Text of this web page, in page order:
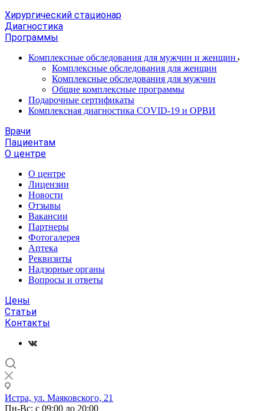
Хирургический стационар
Диагностика
Программы
Комплексные обследования для мужчин и женщин
Комплексные обследования для женщин
Комплексные обследования для мужчин
Общие комплексные программы
Подарочные сертификаты
Комплексная диагностика COVID-19 и ОРВИ
Врачи
Пациентам
О центре
О центре
Лицензии
Новости
Отзывы
Вакансии
Партнеры
Фотогалерея
Аптека
Реквизиты
Надзорные органы
Вопросы и ответы
Цены
Статьи
Контакты
Истра, ул. Маяковского, 21
Пн-Вс: с 09:00 до 20:00